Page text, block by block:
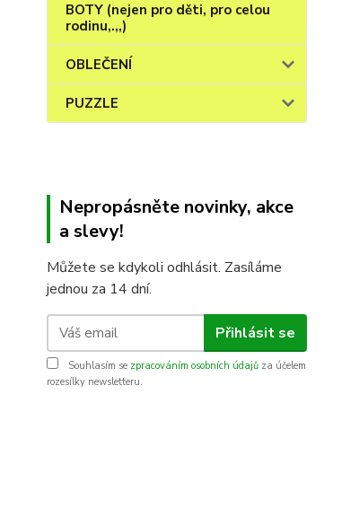
BOTY (nejen pro děti, pro celou
rodinu,.,,)
OBLEČENÍ
PUZZLE
Nepropásněte novinky, akce
a slevy!
Můžete se kdykoli odhlásit. Zasíláme
jednou za 14 dní.
Přihlásit se
Souhlasím se zpracováním osobních údajů za účelem
rozesílky newsletteru.